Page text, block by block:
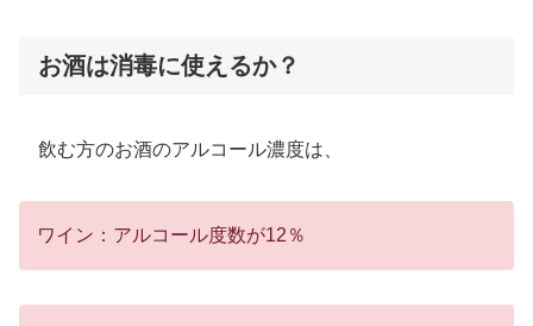
お酒は消毒に使えるか？
飲む方のお酒のアルコール濃度は、
ワイン：アルコール度数が12％